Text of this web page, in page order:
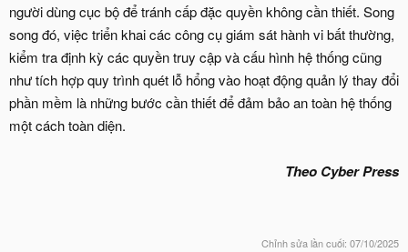
người dùng cục bộ để tránh cấp đặc quyền không cần thiết. Song
song đó, việc triển khai các công cụ giám sát hành vi bất thường,
kiểm tra định kỳ các quyền truy cập và cấu hình hệ thống cũng
như tích hợp quy trình quét lỗ hổng vào hoạt động quản lý thay đổi
phần mềm là những bước cần thiết để đảm bảo an toàn hệ thống
một cách toàn diện.
Theo Cyber Press
Chỉnh sửa lần cuối: 07/10/2025